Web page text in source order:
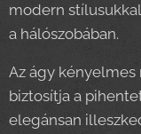
modern
a hálószobában.
Az ágy
biztosítja a
elegánsan